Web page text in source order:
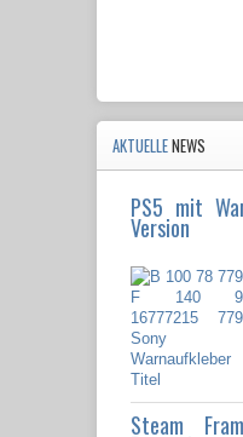
AKTUELLENEWS
PS5 mit
Version
Steam